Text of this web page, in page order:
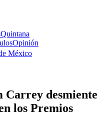
Quintana
Opinión
México
Carrey desmiente
los Premios